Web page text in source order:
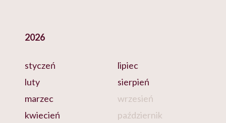
2026
styczeń
luty
marzec
kwiecień
lipiec
sierpień
wrzesień
październik